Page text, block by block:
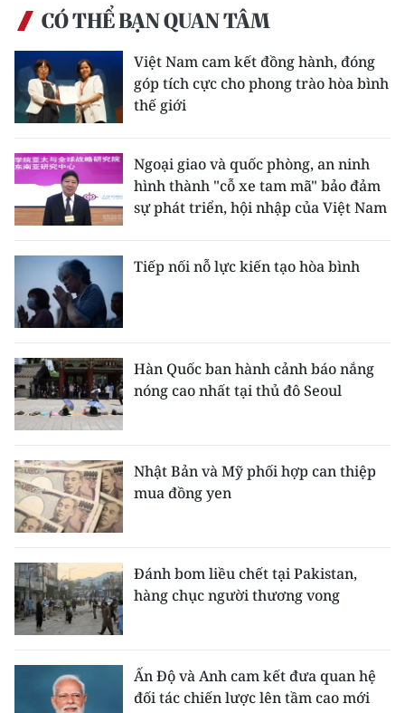
CÓ THỂ BẠN QUAN TÂM
Việt Nam cam kết đồng hành, đóng
góp tích cực cho phong trào hòa bình
thế giới
Ngoại giao và quốc phòng, an ninh
hình thành "cỗ xe tam mã" bảo đảm
sự phát triển, hội nhập của Việt Nam
Tiếp nối nỗ lực kiến tạo hòa bình
Hàn Quốc ban hành cảnh báo nắng
nóng cao nhất tại thủ đô Seoul
Nhật Bản và Mỹ phối hợp can thiệp
mua đồng yen
Đánh bom liều chết tại Pakistan,
hàng chục người thương vong
Ấn Độ và Anh cam kết đưa quan hệ
đối tác chiến lược lên tầm cao mới